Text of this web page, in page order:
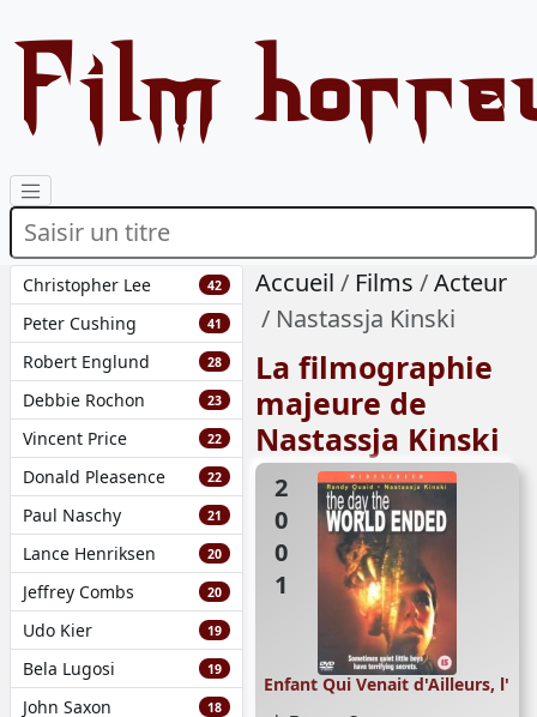
Film
Christopher Lee 42
Peter Cushing 41
Robert Englund 28
Debbie Rochon 23
Vincent Price 22
Donald Pleasence 22
Paul Naschy 21
Lance Henriksen 20
Jeffrey Combs 20
Udo Kier 19
Bela Lugosi 19
John Saxon 18
Accueil Films
Acteur
Nastassja Kinski
La filmographie
majeure de
Nastassja Kinski
2001
Enfant Qui Venait d'Ailleurs, l'